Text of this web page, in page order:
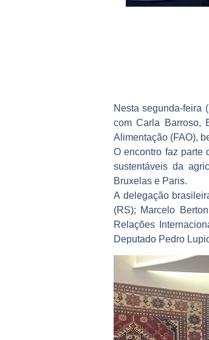
Nesta segunda-feira
com Carla Barroso,
Alimentação (FAO),
O encontro faz parte
sustentáveis da
Bruxelas e Paris.
A delegação
(RS); Marcelo
Relações
Deputado Pedro